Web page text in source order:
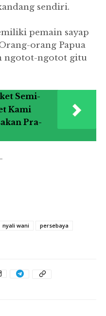
sendiri.
pemain sayap
orang Papua
ngotot-ngotot gitu
Semi-
Kami
Pra-
nyali wani
persebaya